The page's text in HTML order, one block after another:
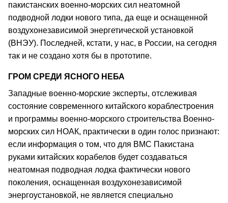
пакистанских военно-морских сил неатомной
подводной лодки нового типа, да еще и оснащенной
воздухонезависимой энергетической установкой
(ВНЭУ). Последней, кстати, у нас, в России, на сегодня
так и не создано хотя бы в прототипе.
ГРОМ СРЕДИ ЯСНОГО НЕБА
Западные военно-морские эксперты, отслеживая
состояние современного китайского кораблестроения
и программы военно-морского строительства Военно-
морских сил НОАК, практически в один голос признают:
если информация о том, что для ВМС Пакистана
руками китайских корабелов будет создаваться
неатомная подводная лодка фактически нового
поколения, оснащенная воздухонезависимой
энергоустановкой, не является специально